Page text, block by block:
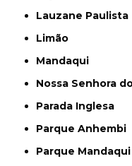
Lauzane Paulista
Limão
Mandaqui
Nossa Senhora
Parada Inglesa
Parque Anhembi
Parque Mandaqui